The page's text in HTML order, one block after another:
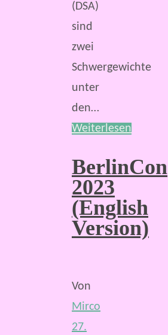
(DSA)
sind
zwei
Schwergewichte
unter
den…
Weiterlesen
BerlinCon
2023
(English
Version)
Von
Mirco
27.